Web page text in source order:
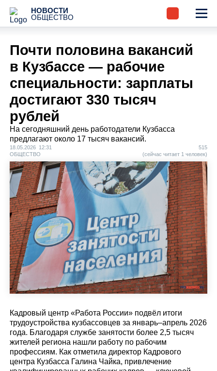
НОВОСТИ
ОБЩЕСТВО
Почти половина вакансий
в Кузбассе — рабочие
специальности: зарплаты
достигают 330 тысяч
рублей
На сегодняшний день работодатели Кузбасса
предлагают около 17 тысяч вакансий.
18.05.2026 12:31
ОБЩЕСТВО
515
(сейчас читает 1 человек)
Кадровый центр «Работа России» подвёл итоги
трудоустройства кузбассовцев за январь–апрель 2026
года. Благодаря службе занятости более 2,5 тысяч
жителей региона нашли работу по рабочим
профессиям. Как отметила директор Кадрового
центра Кузбасса Галина Чайка, привлечение